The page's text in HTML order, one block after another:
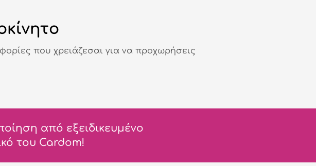
που χρειάζεσαι για να προχωρήσεις
από εξειδικευμένο
του Cardom!